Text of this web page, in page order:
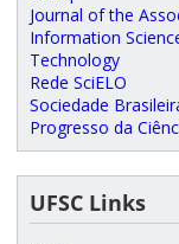
Journal of the
Information
Technology
Rede SciELO
Sociedade
Progresso da
UFSC Links